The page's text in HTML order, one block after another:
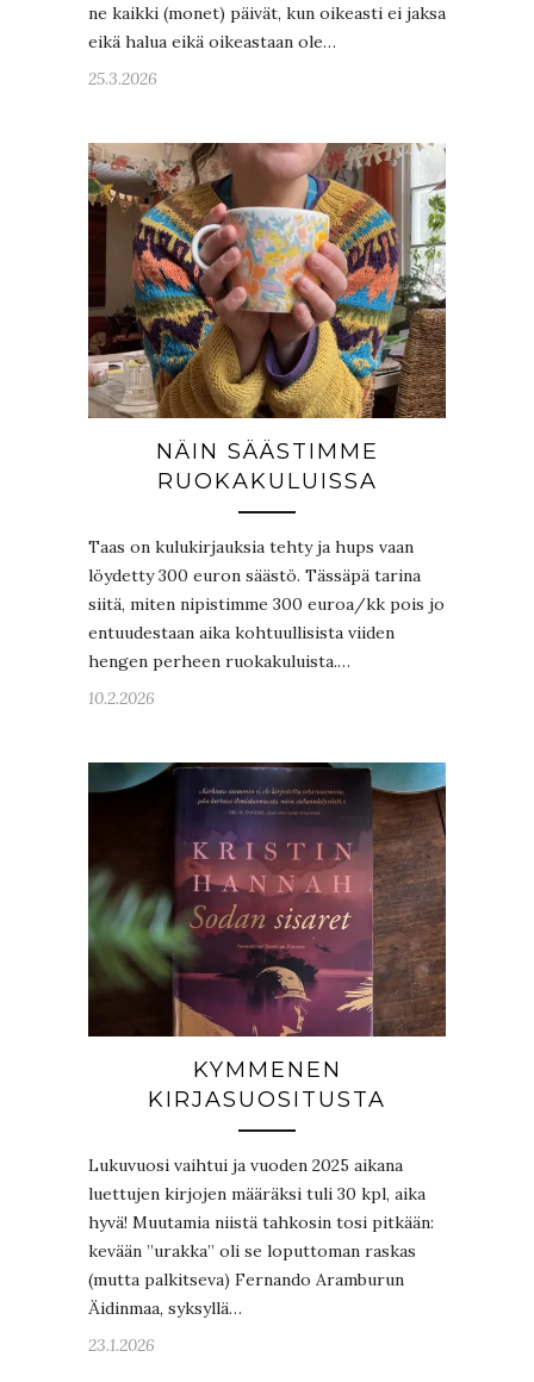
ne kaikki (monet) päivät, kun oikeasti ei jaksa
eikä halua eikä oikeastaan ole…
25.3.2026
NÄIN SÄÄSTIMME
RUOKAKULUISSA
Taas on kulukirjauksia tehty ja hups vaan
löydetty 300 euron säästö. Tässäpä tarina
siitä, miten nipistimme 300 euroa/kk pois jo
entuudestaan aika kohtuullisista viiden
hengen perheen ruokakuluista.…
10.2.2026
KYMMENEN
KIRJASUOSITUSTA
Lukuvuosi vaihtui ja vuoden 2025 aikana
luettujen kirjojen määräksi tuli 30 kpl, aika
hyvä! Muutamia niistä tahkosin tosi pitkään:
kevään ”urakka” oli se loputtoman raskas
(mutta palkitseva) Fernando Aramburun
Äidinmaa, syksyllä…
23.1.2026